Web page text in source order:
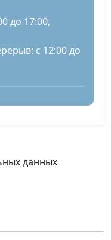
до 17:00,
с 12:00 до
данных